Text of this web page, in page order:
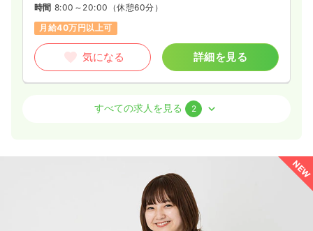
内視鏡正看護師
2交代（常勤） 一時募集休止
※経験5年の例
時間 8:00～20:00 （休憩60分）
月給40万円以上可
気になる 詳細を見る
正看護師
（休憩60分）
担当業務未経験可 月給35万円以上可
すべての求人を見る 2
NEW